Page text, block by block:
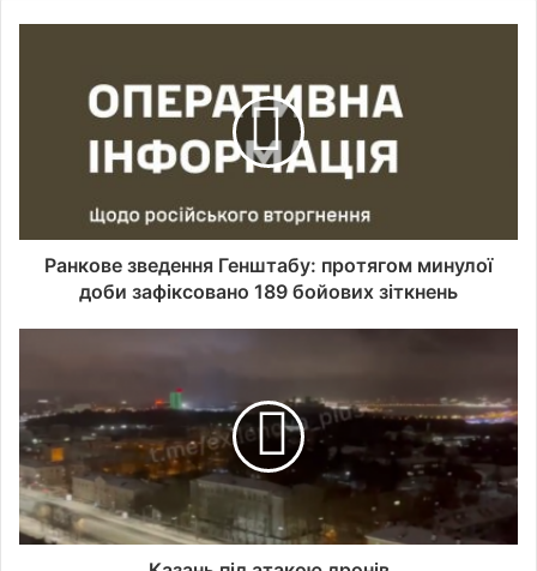
Ранкове зведення Генштабу: протягом минулої
доби зафіксовано 189 бойових зіткнень